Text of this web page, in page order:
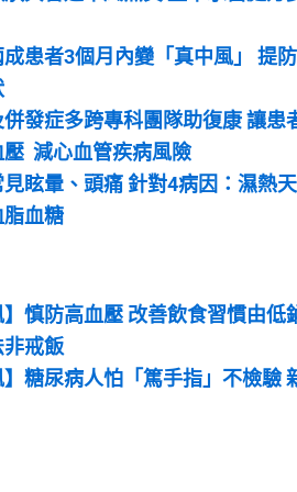
成患者3個月內變「真中風」 提
發症多跨專科團隊助復康 讓患
減心血管疾病風險
眩暈、頭痛 針對4病因：濕熱
血糖
】慎防高血壓 改善飲食習慣由低
戒飯
】糖尿病人怕「篤手指」不檢驗